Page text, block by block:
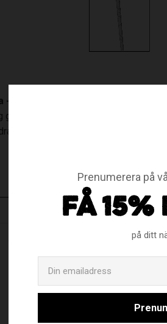
Grå
grepplinda med extremt bra grepp.
Prenumerera på
FÅ 15%
på ditt